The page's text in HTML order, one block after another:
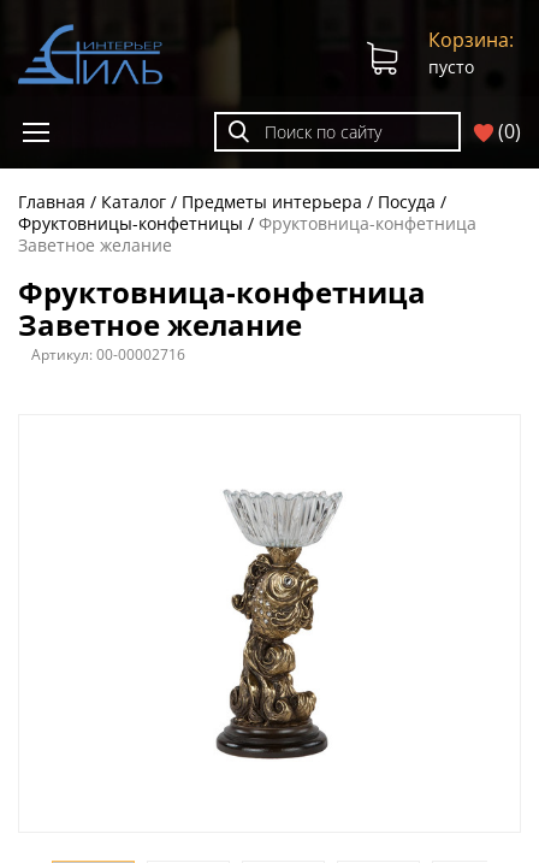
(0)
Корзина:
пусто
Главная Каталог Предметы интерьера
Посуда
Фруктовницы-конфетницы
Фруктовница-конфетница
Заветное желание
Фруктовница-конфетница
Заветное желание
Артикул:00-00002716